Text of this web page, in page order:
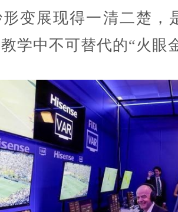
形变展现得一清二楚，
学中不可替代的“火眼